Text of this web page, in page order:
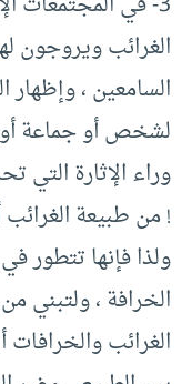
الغرائب ويروجون
السامعين ، وإظهار
لشخص أو جماعة أو
وراء الإثارة التي
! من طبيعة
ولذا فإنها تتطور
الخرافة ، ولتبني
الغرائب